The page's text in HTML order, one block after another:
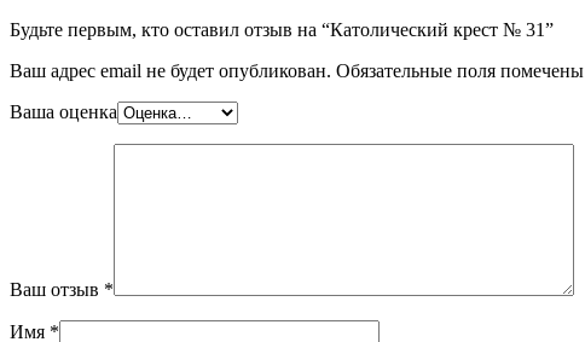
Будьте первым, кто оставил отзыв на “Католический крест № 31”
Ваш адрес email не будет опубликован. Обязательные поля помечены
Ваша оценка
Ваш отзыв *
Имя *